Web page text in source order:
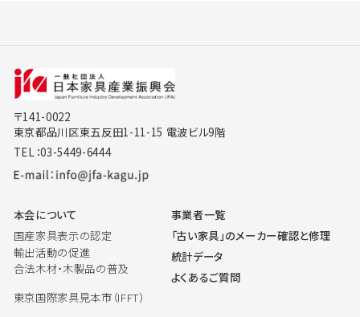
〒141-0022
東京都品川区東五反田1-11-15 電波ビル9階
TEL：03-5449-6444
本会について
国産家具表示の認定
輸出活動の促進
合法木材・木製品の普及
東京国際家具見本市（IFFT）
事業者一覧
「古い家具」のメーカー確認と修理
統計データ
よくあるご質問